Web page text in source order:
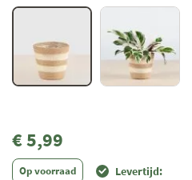
€ 5,99
Op voorraad Levertijd: